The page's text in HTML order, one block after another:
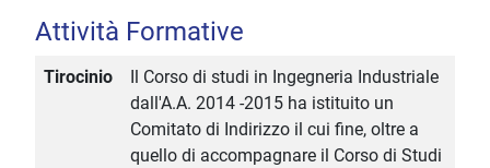
Attività Formative
Tirocinio
Il Corso di studi in Ingegneria Industriale
dall'A.A. 2014 -2015 ha istituito un
Comitato di Indirizzo il cui fine, oltre a
quello di accompagnare il Corso di Studi